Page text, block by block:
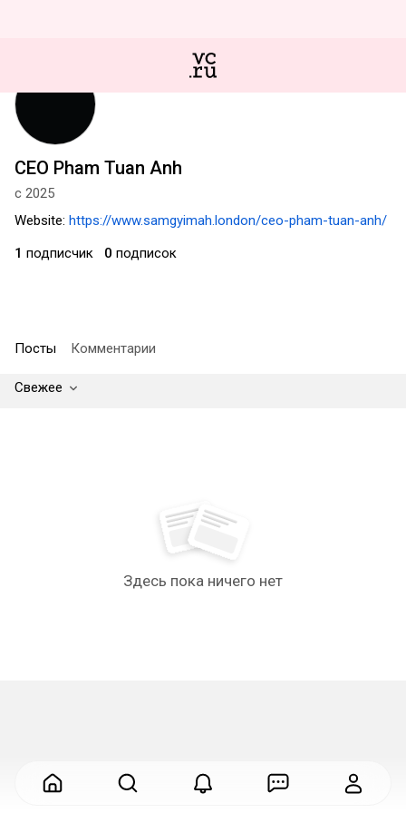
CEO Pham Tuan Anh
с 2025
Website: https://www.samgyimah.london/ceo-pham-tuan-anh/
1 подписчик 0 подписок
Посты Комментарии
Свежее
Здесь пока ничего нет